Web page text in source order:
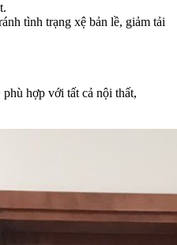
tình trạng xệ bản lề, giảm tải
hợp với tất cả nội thất,